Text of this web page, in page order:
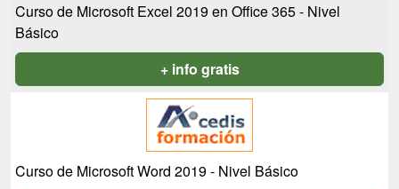
Curso de Microsoft Excel 2019 en Office 365 - Nivel
Básico
+ info gratis
Curso de Microsoft Word 2019 - Nivel Básico